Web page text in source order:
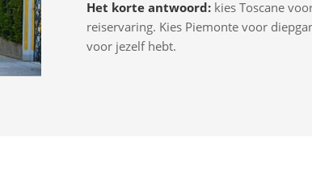
Het korte antwoord: kies Toscane
reiservaring. Kies Piemonte voor
voor jezelf hebt.